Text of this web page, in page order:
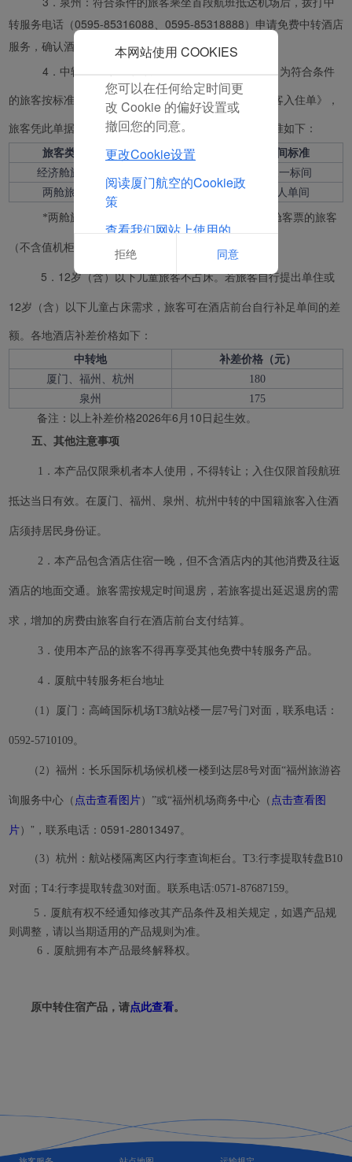
转服务电话（0595-85316088、0595-85318888）申请免费中转酒店
服务，确认酒店后，旅客自行前往酒店办理入住。
4．中转服务柜台工作人员对旅客信息进行判别，为符合条件
的旅客按标准完成酒店预定，并打印《厦门航空中转旅客入住单》，
旅客凭此单据自行前往指定酒店办理入住。酒店安排标准如下：
旅客类型 酒店标准
房间标准
经济舱旅客
2人一标间
两舱旅客
两舱酒店 单人单间
*两舱旅客定义:限国际段实际购买商务舱或头等舱客票的旅客
（不含值机柜台升舱、登机口升舱、机上升舱）。
5．12岁（含）以下儿童旅客不占床。若旅客自行提出单住或
12岁（含）以下儿童占床需求，旅客可在酒店前台自行补足单间的差
额。各地酒店补差价格如下：
中转地
补差价格（元）
厦门、福州、杭州
180
泉州
175
备注：以上补差价格2026年6月10日起生效。
五、其他注意事项
1．本产品仅限乘机者本人使用，不得转让；入住仅限首段航班
抵达当日有效。在厦门、福州、泉州、杭州中转的中国籍旅客入住酒
店须持居民身份证。
2．本产品包含酒店住宿一晚，但不含酒店内的其他消费及往返
酒店的地面交通。旅客需按规定时间退房，若旅客提出延迟退房的需
求，增加的房费由旅客自行在酒店前台支付结算。
3．使用本产品的旅客不得再享受其他免费中转服务产品。
4．厦航中转服务柜台地址
（1）厦门：高崎国际机场T3航站楼一层7号门对面，联系电话：
0592-5710109。
（2）福州：长乐国际机场候机楼一楼到达层8号对面“福州旅游咨
询服务中心 （ 点击查看图片） ”或“福州机场商务中心（ 点击查看图
片）”，联系电话：0591-28013497。
（3） 杭州：航站楼隔离区内行李查询柜台。T3:行李提取转盘B10
对面；T4:行李提取转盘30对面。联系电话:0571-87687159。
5．厦航有权不经通知修改其产品条件及相关规定，如遇产品规
则调整，请以当期适用的产品规则为准。
6． 厦航拥有本产品最终解释权。
原中转住宿产品，请点此查看。
本网站使用 COOKIES
点击“接受”即表示您同意
放置所有的营销Cookie。
点击“拒绝”，我们将不会
您可以在任何给定时间更
改 Cookie 的偏好设置或
撤回您的同意。
更改Cookie设置
阅读厦门航空的Cookie政
策
查看我们网站上使用的
Cookie的完整列表
拒绝 同意